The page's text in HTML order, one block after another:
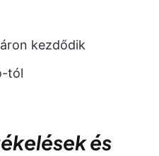
kezdődik
tól
és